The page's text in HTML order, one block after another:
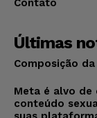
Contato
Últimas
Composição
Meta é alvo de
conteúdo